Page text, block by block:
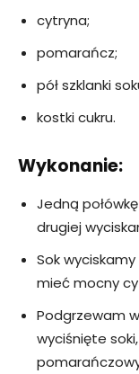
cytryna;
pomarańcz;
pół szklanki
kostki cukru.
Wykonanie:
Jedną
drugiej
Sok
mieć mocny
Podgrzewam
wyciśnięte